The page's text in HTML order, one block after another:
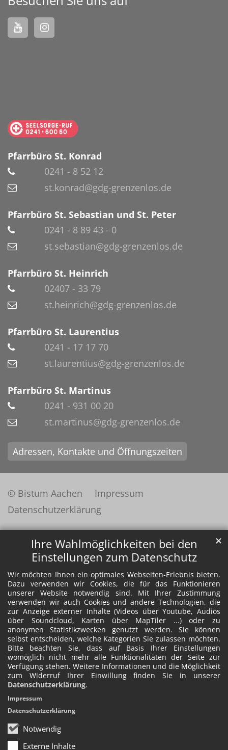
Ihre Wahlmöglichkeiten bei den
Einstellungen zum Datenschutz
Wir möchten Ihnen ein optimales Webseiten-Erlebnis bieten.
Dazu verwenden wir Cookies, die für das Funktionieren
unserer Website notwendig sind. Mit Ihrer Zustimmung
verwenden wir auch Cookies und andere Technologien, die
zur Anzeige externer Inhalte (Videos über Youtube, Audios
über Soundcloud, Karten über MapTiler ...) oder zu
anonymen Statistikzwecken genutzt werden. Sie können
selbst entscheiden, welche Kategorien Sie zulassen möchten.
Bitte beachten Sie, dass auf Basis Ihrer Einstellungen
womöglich nicht mehr alle Funktionalitäten der Seite zur
Verfügung stehen. Weitere Informationen und die Möglichkeit
zum Widerruf Ihrer Einwillung finden Sie in unserer
Datenschutzerklärung.
Notwendig
Externe Inhalte
✕
Impressum
Datenschutzerklärung
Pfarrbüro St. Konrad
0241 - 8 52 12
st.konrad@gdg-grenzenlos.de
Pfarrbüro St. Sebastian und St. Peter
0241 - 8 89 43 - 0
st.sebastian@gdg-grenzenlos.de
Pfarrbüro St. Heinrich
02407 - 33 79
st.heinrich@gdg-grenzenlos.de
Pfarrbüro St. Laurentius
0241 - 17 17 70
st.laurentius@gdg-grenzenlos.de
Pfarrbüro St. Martinus
0241 - 931 00 20
st.martinus@gdg-grenzenlos.de
Adressen, Kontakte und Öffnungszeiten
© Bistum Aachen
Impressum
Datenschutzerklärung